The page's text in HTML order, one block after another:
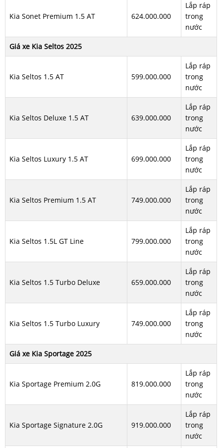
Kia Sonet Premium 1.5 AT 624.000.000
Lắp ráp
trong
nước
Giá xe Kia Seltos 2025
Kia Seltos 1.5 AT 599.000.000
Lắp ráp
trong
nước
Kia Seltos Deluxe 1.5 AT 639.000.000
Lắp ráp
trong
nước
Kia Seltos Luxury 1.5 AT 699.000.000
Lắp ráp
trong
nước
Kia Seltos Premium 1.5 AT 749.000.000
Lắp ráp
trong
nước
Kia Seltos 1.5L GT Line 799.000.000
Lắp ráp
trong
nước
Kia Seltos 1.5 Turbo Deluxe 659.000.000
Lắp ráp
trong
nước
Kia Seltos 1.5 Turbo Luxury 749.000.000
Lắp ráp
trong
nước
Giá xe Kia Sportage 2025
Kia Sportage Premium 2.0G 819.000.000
Lắp ráp
trong
nước
Kia Sportage Signature 2.0G 919.000.000
Lắp ráp
trong
nước